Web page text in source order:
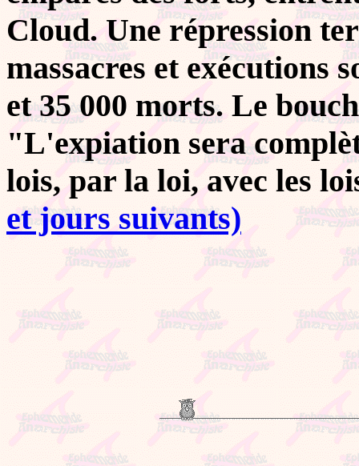
Cloud. Une répression
massacres et exécutions
et 35 000 morts. Le
"L'expiation sera
lois, par la loi, avec les
et jours suivants)